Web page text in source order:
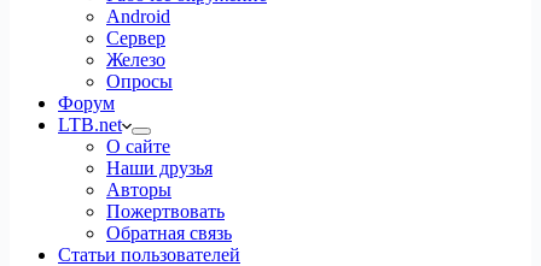
Android
Сервер
Железо
Опросы
Форум
LTB.net
О сайте
Наши друзья
Авторы
Пожертвовать
Обратная связь
Статьи пользователей